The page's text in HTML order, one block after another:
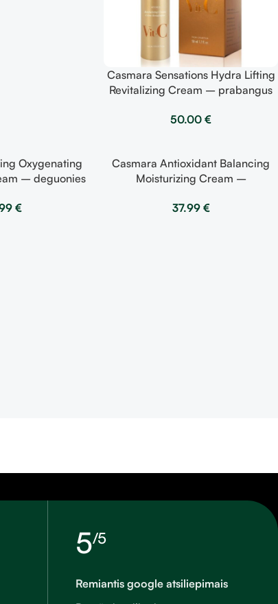
Casmara Sensations Hydra Lifting
Revitalizing Cream – prabangus
brandžiai odai 50 ml
50.00€
Oxygenating
– deguonies
€
Casmara Antioxidant Balancing
Moisturizing Cream –
drėkinantis kremas 50 ml
37.99 €
5/5
Remiantis google atsiliepimais